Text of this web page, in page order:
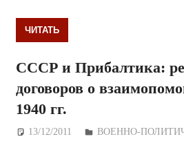
ЧИТАТЬ
СССР и Прибалтика:
договоров о
1940 гг.
13/12/2011 Дежурный по
ВОЕННО-